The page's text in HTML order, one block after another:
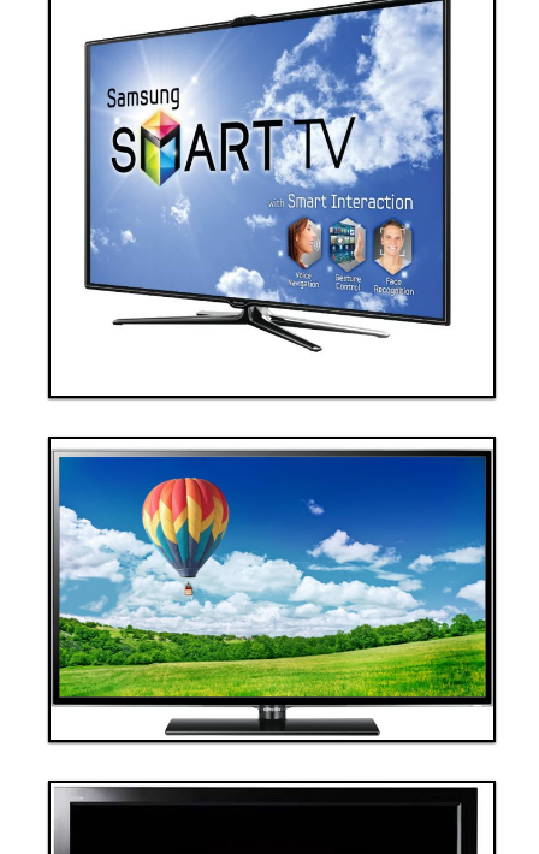
Giá: 60,000,000 VND
Xem chi tiết
Đặt hàng
Thanh toán ngay
Tivi 4
Giá: 70,000,000 VND
Xem chi tiết
Đặt hàng
Thanh toán ngay